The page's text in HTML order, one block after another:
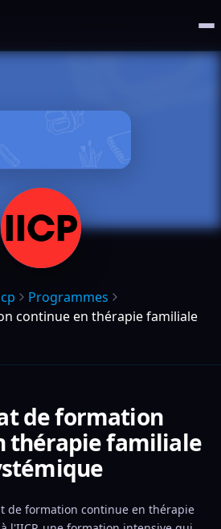
Programmes
continue en thérapie familiale
de formation
thérapie familiale
de formation continue en thérapie